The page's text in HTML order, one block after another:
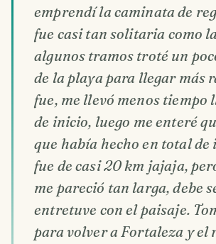
emprendí la caminata de
fue casi tan solitaria como
algunos tramos troté un
de la playa para llegar más
fue, me llevó menos tiempo
de inicio, luego me enteré
que había hecho en total de
fue de casi 20 km jajaja,
me pareció tan larga, debe
entretuve con el paisaje.
para volver a Fortaleza y el